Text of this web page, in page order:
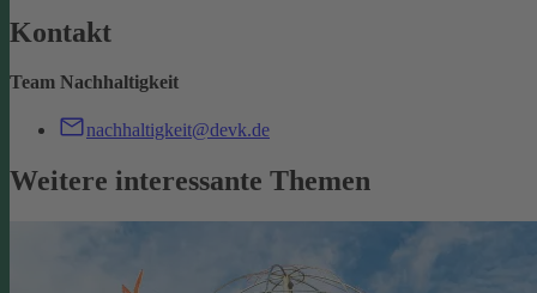
Kontakt
Team Nachhaltigkeit
nachhaltigkeit@devk.de
Weitere interessante Themen